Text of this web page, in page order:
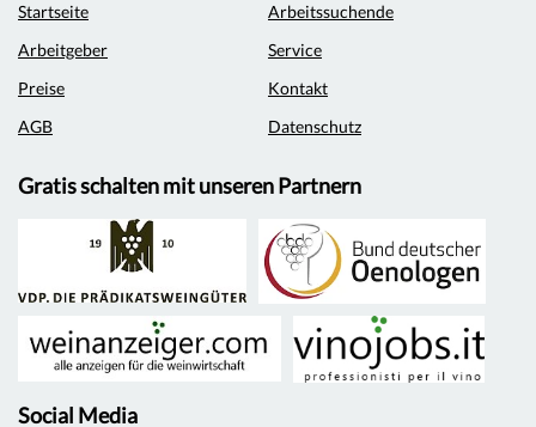
Startseite
Arbeitssuchende
Arbeitgeber
Service
Preise
Kontakt
AGB
Datenschutz
Gratis schalten mit unseren Partnern
Social Media